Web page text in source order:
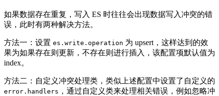
如果数据存在重复，写入 ES 时往往会出现数据写入冲突的错
误，此时有两种解决方法。
方法一：设置 es.write.operation 为 upsert，这样达到的效
果为如果存在则更新，不存在则进行插入，该配置项默认值为
index。
方法二：自定义冲突处理类，类似上述配置中设置了自定义的
error.handlers ，通过自定义类来处理相关错误，例如忽略冲